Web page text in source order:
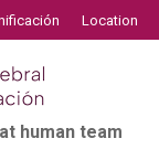
Location
human team